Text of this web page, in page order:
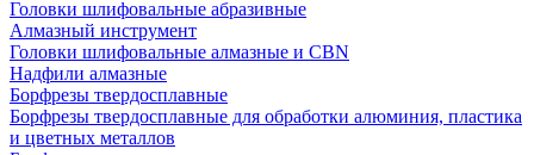
Головки шлифовальные абразивные
Алмазный инструмент
Головки шлифовальные алмазные и CBN
Надфили алмазные
Борфрезы твердосплавные
Борфрезы твердосплавные для обработки алюминия, пластика
и цветных металлов